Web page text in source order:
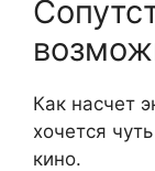
Как насчет
хочется
кино.